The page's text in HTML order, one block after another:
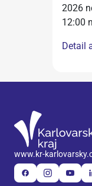
2026
12:00
Detail
www.kr-